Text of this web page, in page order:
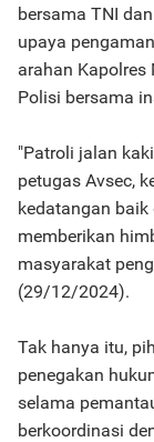
bersama TNI
upaya
arahan Kapolres
Polisi bersama
"Patroli jalan
petugas Avsec,
kedatangan
memberikan
masyarakat
(29/12/2024).
Tak hanya itu,
penegakan
selama
berkoordinasi